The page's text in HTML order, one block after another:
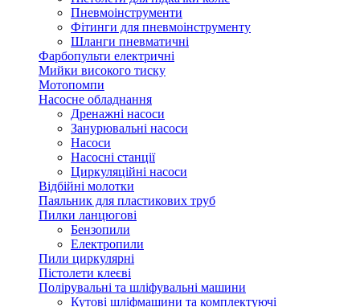
Пневмоінструменти
Фітинги для пневмоінструменту
Шланги пневматичні
Фарбопульти електричні
Мийки високого тиску
Мотопомпи
Насосне обладнання
Дренажні насоси
Занурювальні насоси
Насоси
Насосні станції
Циркуляційні насоси
Відбійні молотки
Паяльник для пластикових труб
Пилки ланцюгові
Бензопили
Електропили
Пили циркулярні
Пістолети клеєві
Полірувальні та шліфувальні машини
Кутові шліфмашини та комплектуючі